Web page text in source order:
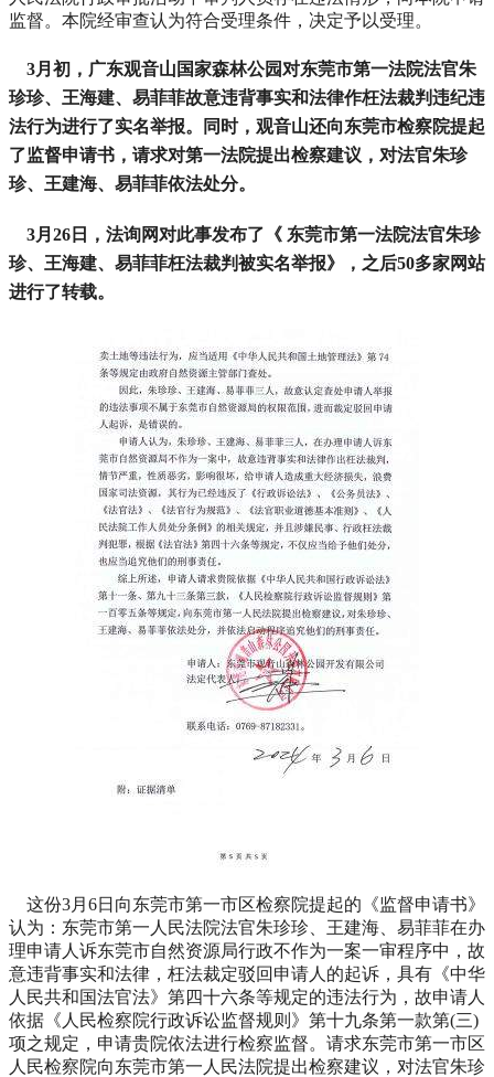
监督。本院经审查认为符合受理条件，决定予以受理。
3月初，广东观音山国家森林公园对东莞市第一法院法官朱
珍珍、王海建、易菲菲故意违背事实和法律作枉法裁判违纪违
法行为进行了实名举报。同时，观音山还向东莞市检察院提起
了监督申请书，请求对第一法院提出检察建议，对法官朱珍
珍、王建海、易菲菲依法处分。
3月26日，法询网对此事发布了《 东莞市第一法院法官朱珍
珍、王海建、易菲菲枉法裁判被实名举报》，之后50多家网站
进行了转载。
这份3月6日向东莞市第一市区检察院提起的《监督申请书》
认为：东莞市第一人民法院法官朱珍珍、王建海、易菲菲在办
理申请人诉东莞市自然资源局行政不作为一案一审程序中，故
意违背事实和法律，枉法裁定驳回申请人的起诉，具有《中华
人民共和国法官法》第四十六条等规定的违法行为，故申请人
依据《人民检察院行政诉讼监督规则》第十九条第一款第(三)
项之规定，申请贵院依法进行检察监督。请求东莞市第一市区
人民检察院向东莞市第一人民法院提出检察建议，对法官朱珍